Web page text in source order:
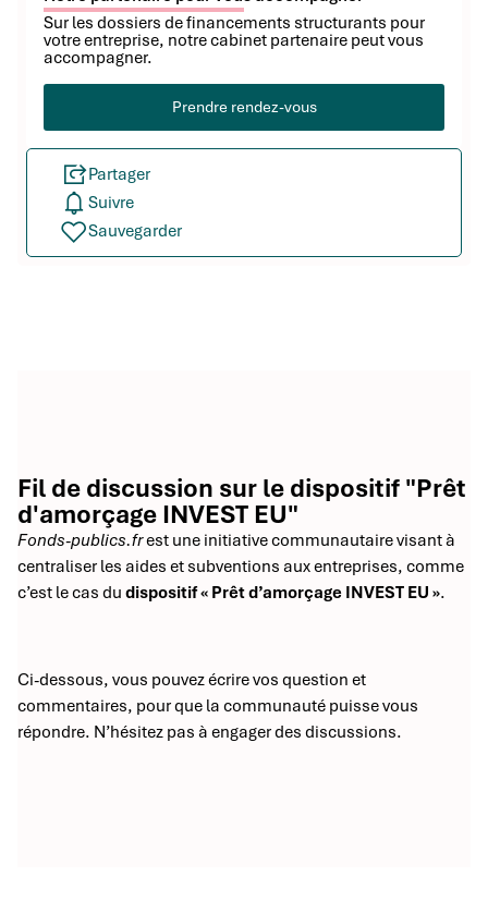
Sur les dossiers de financements structurants pour
votre entreprise, notre cabinet partenaire peut vous
accompagner.
Prendre rendez-vous
Partager
Suivre
Sauvegarder
Fil de discussion sur le dispositif "Prêt
d'amorçage INVEST EU"
Fonds-publics.frest une initiative communautaire visant à
centraliser les aides et subventions aux entreprises, comme
c’est le cas du dispositif « Prêt d’amorçage INVEST EU ».
Ci-dessous, vous pouvez écrire vos question et
commentaires, pour que la communauté puisse vous
répondre. N’hésitez pas à engager des discussions.